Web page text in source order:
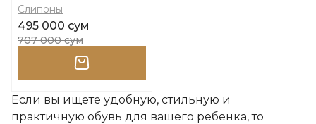
Слипоны
495 000 сум
707 000 сум
Если вы ищете удобную, стильную и
практичную обувь для вашего ребенка, то